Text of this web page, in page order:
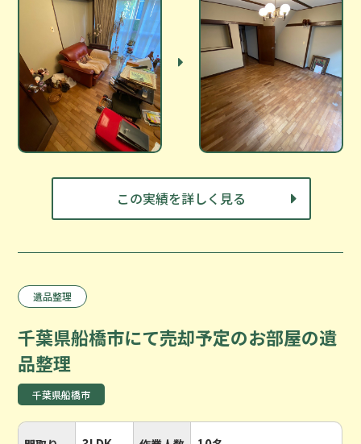
この実績を詳しく見る
遺品整理
千葉県船橋市にて売却予定のお部屋の遺
品整理
千葉県船橋市